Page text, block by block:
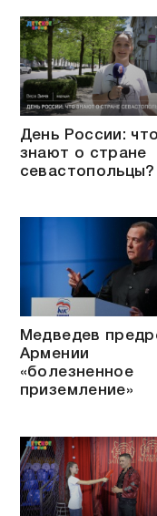
День России: что
знают о стране
севастопольцы?
Медведев
Армении
«болезненное
приземление»